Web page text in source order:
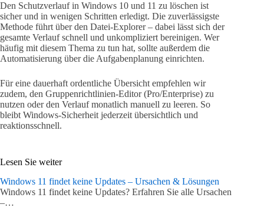
Den Schutzverlauf in Windows 10 und 11 zu löschen ist
sicher und in wenigen Schritten erledigt. Die zuverlässigste
Methode führt über den Datei-Explorer – dabei lässt sich der
gesamte Verlauf schnell und unkompliziert bereinigen. Wer
häufig mit diesem Thema zu tun hat, sollte außerdem die
Automatisierung über die Aufgabenplanung einrichten.
Für eine dauerhaft ordentliche Übersicht empfehlen wir
zudem, den Gruppenrichtlinien-Editor (Pro/Enterprise) zu
nutzen oder den Verlauf monatlich manuell zu leeren. So
bleibt Windows-Sicherheit jederzeit übersichtlich und
reaktionsschnell.
Lesen Sie weiter
Windows 11 findet keine Updates – Ursachen & Lösungen
Windows 11 findet keine Updates? Erfahren Sie alle Ursachen
–…